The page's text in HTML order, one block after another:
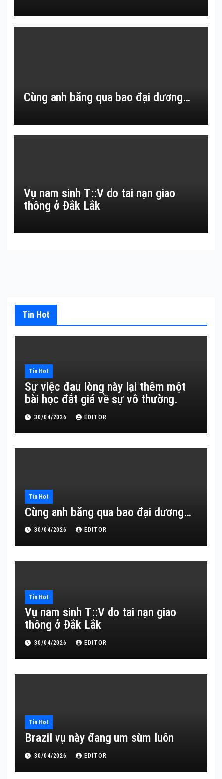
Cùng anh băng qua bao đại dương…
Vụ nam sinh T::V do tai nạn giao
thông ở Đắk Lắk
Tin Hot
Tin Hot
Sự việc đau lòng này lại thêm một
bài học đắt giá về sự vô thường.
30/04/2026 EDITOR
Tin Hot
Cùng anh băng qua bao đại dương…
30/04/2026 EDITOR
Tin Hot
Vụ nam sinh T::V do tai nạn giao
thông ở Đắk Lắk
30/04/2026 EDITOR
Tin Hot
Brazil vụ này đang um sùm luôn
30/04/2026 EDITOR